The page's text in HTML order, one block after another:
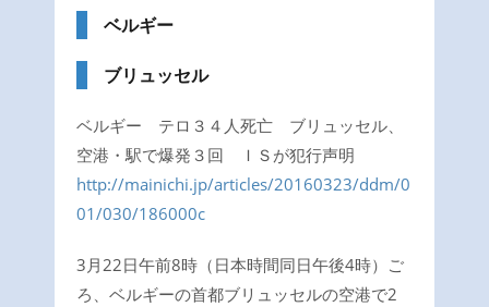
ベルギー
ブリュッセル
ベルギー テロ３４人死亡 ブリュッセル、
空港・駅で爆発３回 ＩＳが犯行声明
http://mainichi.jp/articles/20160323/ddm/0
01/030/186000c
3月22日午前8時（日本時間同日午後4時）ご
ろ、ベルギーの首都ブリュッセルの空港で2